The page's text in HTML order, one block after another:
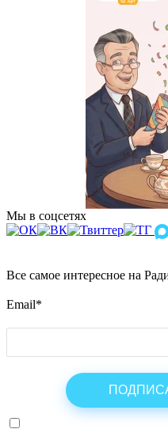
Мы в соцсетях
Все самое интересное на
Email*